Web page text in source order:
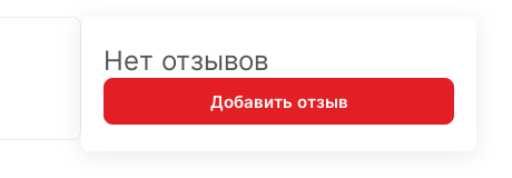
Нет отзывов
Добавить отзыв